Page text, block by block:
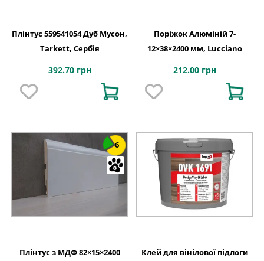
Плінтус 559541054 Дуб Мусон,
Tarkett, Сербія
392.70 грн
Поріжок Алюміній 7-
12×38×2400 мм, Lucciano
212.00 грн
6
Плінтус з МДФ 82×15×2400
Клей для вінілової підлоги